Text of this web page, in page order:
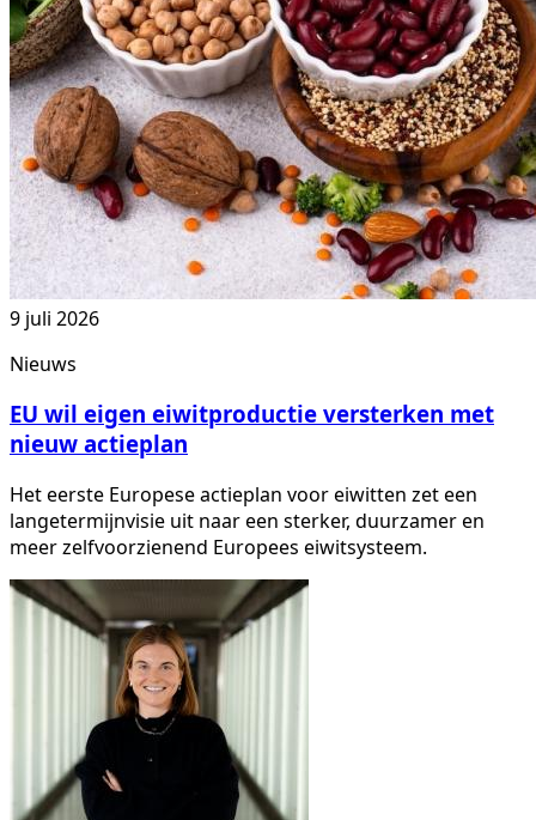
9 juli 2026
Nieuws
EU wil eigen eiwitproductie versterken met
nieuw actieplan
Het eerste Europese actieplan voor eiwitten zet een
langetermijnvisie uit naar een sterker, duurzamer en
meer zelfvoorzienend Europees eiwitsysteem.